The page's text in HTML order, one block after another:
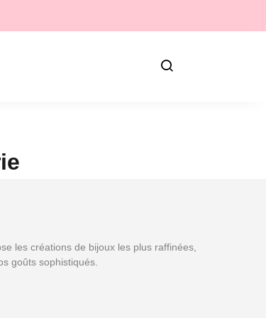
les créations de bijoux les plus raffinées,
goûts sophistiqués.